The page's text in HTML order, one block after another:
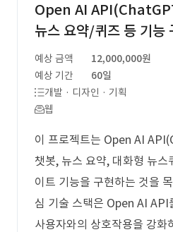
Open AI
뉴스 요약/퀴즈 등 기능
예상 금액
12,000,000원
예상 기간
60일
개발 · 디자인 · 기획
웹
이 프로젝트는 Open AI
챗봇, 뉴스 요약, 대화형 뉴스
이트 기능을 구현하는 것을
심 기술 스택은 Open AI API
사용자와의 상호작용을 강화